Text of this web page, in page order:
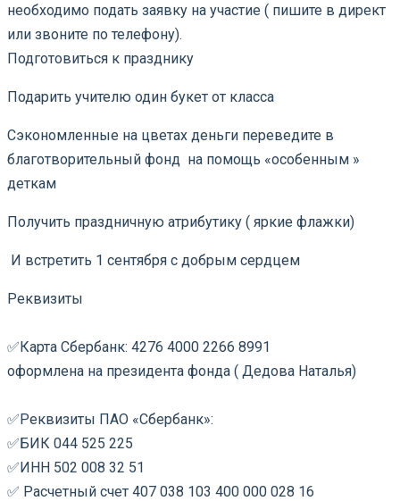
необходимо подать заявку на участие ( пишите в директ
или звоните по телефону).
️Подготовиться к празднику
️Подарить учителю один букет от класса
️Сэкономленные на цветах деньги переведите в
благотворительный фонд на помощь «особенным »
деткам
️Получить праздничную атрибутику ( яркие флажки)
️ И встретить 1 сентября с добрым сердцем
Реквизиты
✅Карта Сбербанк: 4276 4000 2266 8991
оформлена на президента фонда ( Дедова Наталья)
✅Реквизиты ПАО «Сбербанк»:
✅БИК 044 525 225
✅ИНН 502 008 32 51
✅ Расчетный счет 407 038 103 400 000 028 16